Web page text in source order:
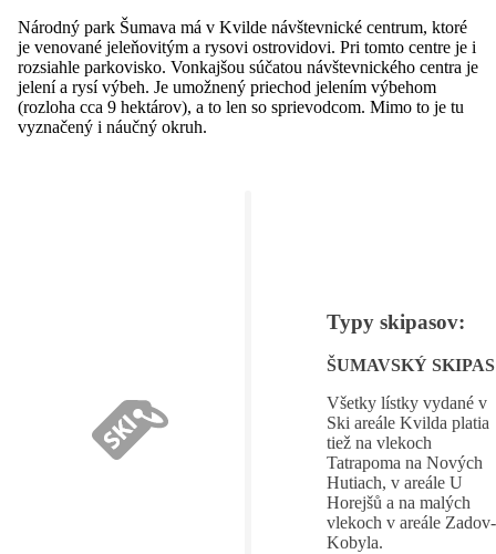
Národný park Šumava má v Kvilde návštevnické centrum, ktoré
je venované jeleňovitým a rysovi ostrovidovi. Pri tomto centre je i
rozsiahle parkovisko. Vonkajšou súčatou návštevnického centra je
jelení a rysí výbeh. Je umožnený priechod jelením výbehom
(rozloha cca 9 hektárov), a to len so sprievodcom. Mimo to je tu
vyznačený i náučný okruh.
Typy skipasov:
ŠUMAVSKÝ SKIPAS
Všetky lístky vydané v
Ski areále Kvilda platia
tiež na vlekoch
Tatrapoma na Nových
Hutiach, v areále U
Horejšů a na malých
vlekoch v areále Zadov-
Kobyla.